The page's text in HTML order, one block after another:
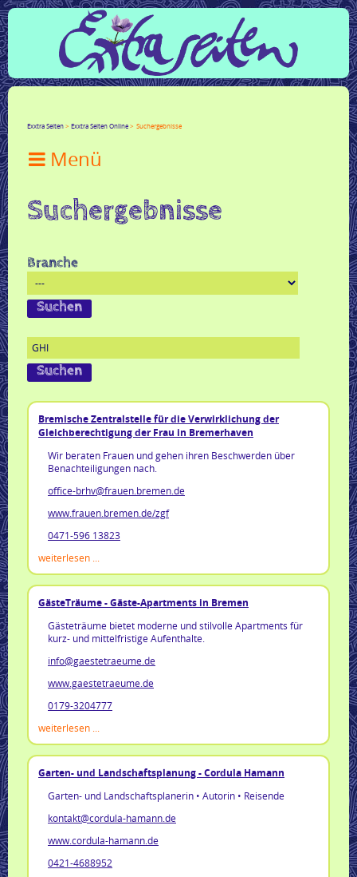
Exxtra Seiten Exxtra Seiten Online Suchergebnisse

Suchergebnisse
Branche
Bremische Zentralstelle für die Verwirklichung der
Gleichberechtigung der Frau in Bremerhaven
Wir beraten Frauen und gehen ihren Beschwerden über
Benachteiligungen nach.
office-brhv@frauen.bremen.de
www.frauen.bremen.de/zgf
0471-596 13823
weiterlesen ...
GästeTräume - Gäste-Apartments in Bremen
Gästeträume bietet moderne und stilvolle Apartments für
kurz- und mittelfristige Aufenthalte.
info@gaestetraeume.de
www.gaestetraeume.de
0179-3204777
weiterlesen ...
Garten- und Landschaftsplanung - Cordula Hamann
Garten- und Landschaftsplanerin • Autorin • Reisende
kontakt@cordula-hamann.de
www.cordula-hamann.de
0421-4688952